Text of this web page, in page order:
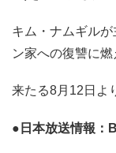
キム・ナムギル
ン家への復讐に燃
来たる8月12日よ
●日本放送情報：